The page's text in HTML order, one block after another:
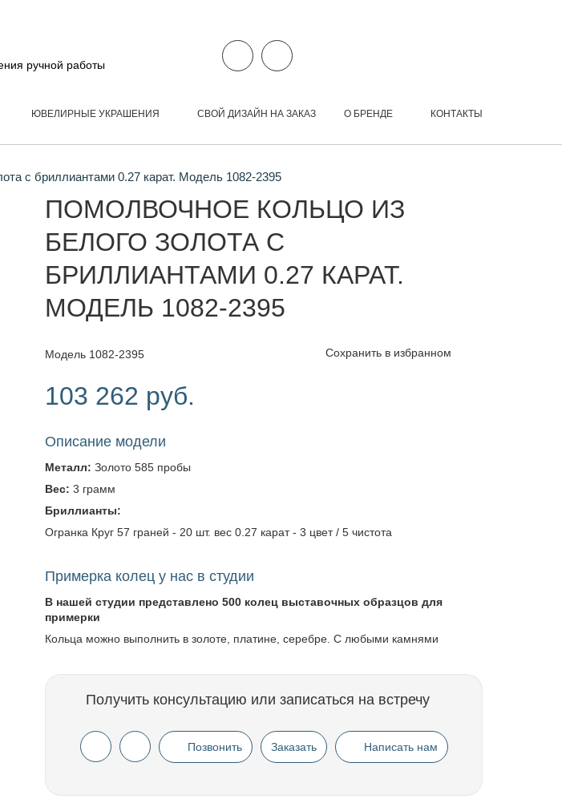
ручной работы
ЮВЕЛИРНЫЕ УКРАШЕНИЯ СВОЙ ДИЗАЙН НА ЗАКАЗ О БРЕНДЕ КОНТАКТЫ
с бриллиантами 0.27 карат. Модель 1082-2395
ПОМОЛВОЧНОЕ КОЛЬЦО ИЗ
БЕЛОГО ЗОЛОТА С
БРИЛЛИАНТАМИ 0.27 КАРАТ.
МОДЕЛЬ 1082-2395
Модель 1082-2395 Сохранить в избранном
103 262 руб.
Описание модели
Металл: Золото 585 пробы
Вес: 3 грамм
Бриллианты:
Огранка Круг 57 граней - 20 шт. вес 0.27 карат - 3 цвет / 5 чистота
Примерка колец у нас в студии
В нашей студии представлено 500 колец выставочных образцов для
примерки
Кольца можно выполнить в золоте, платине, серебре. С любыми камнями
Получить консультацию или записаться на встречу
Позвонить Заказать Написать нам